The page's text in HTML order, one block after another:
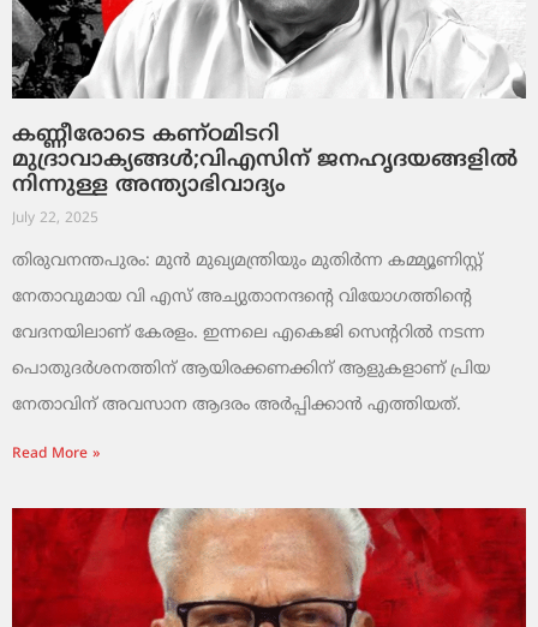
കണ്ണീരോടെ കണ്ഠമിടറി
മുദ്രാവാക്യങ്ങൾ;വിഎസിന് ജനഹൃദയങ്ങളിൽ
നിന്നുള്ള അന്ത്യാഭിവാദ്യം
July 22, 2025
തിരുവനന്തപുരം: മുൻ മുഖ്യമന്ത്രിയും മുതിർന്ന കമ്മ്യൂണിസ്റ്റ്
നേതാവുമായ വി എസ് അച്യുതാനന്ദന്റെ വിയോഗത്തിൻ്റെ
വേദനയിലാണ് കേരളം. ഇന്നലെ എകെജി സെന്ററിൽ നടന്ന
പൊതുദർശനത്തിന് ആയിരക്കണക്കിന് ആളുകളാണ് പ്രിയ
നേതാവിന് അവസാന ആദരം അർപ്പിക്കാൻ എത്തിയത്.
Read More »